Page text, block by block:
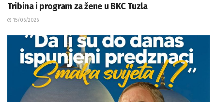
Tribina i program za žene u BKC Tuzla
15/06/2026